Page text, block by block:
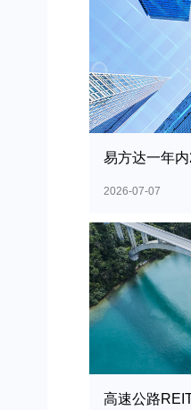
2026-07-07